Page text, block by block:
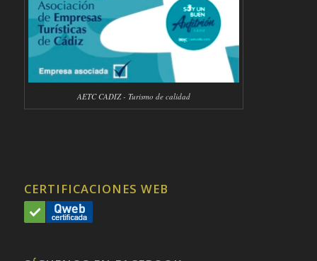
AETC CADIZ - Turismo de calidad
CERTIFICACIONES WEB